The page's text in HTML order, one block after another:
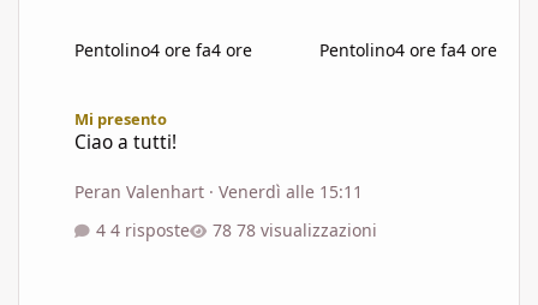
Pentolino4 ore fa4 ore Pentolino4 ore fa4 ore
Mi presento
Ciao a tutti!
Peran Valenhart ·Venerdì alle 15:11
4 risposte
78 visualizzazioni